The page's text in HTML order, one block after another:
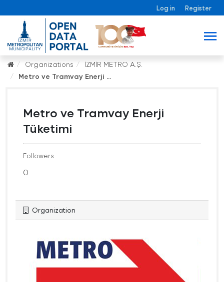
Log in Register
Organizations
İZMİR METRO A.Ş.
Metro ve Tramvay Enerji ...
Metro ve Tramvay Enerji
Tüketimi
Followers
0
Organization